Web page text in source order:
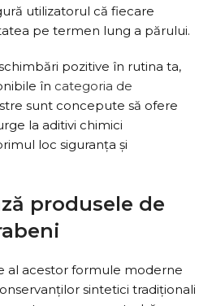
utilizatorul că fiecare
pe termen lung a părului.
pozitive în rutina ta,
în categoria de
sunt concepute să ofere
la aditivi chimici
loc siguranța și
produsele de
al acestor formule moderne
sintetici tradiționali